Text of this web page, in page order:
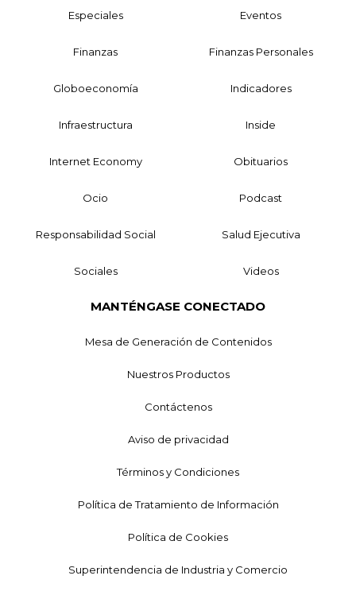
Especiales Eventos
Finanzas Finanzas Personales
Globoeconomía Indicadores
Infraestructura Inside
Internet Economy Obituarios
Ocio Podcast
Responsabilidad Social Salud Ejecutiva
Sociales Videos
MANTÉNGASE CONECTADO
Mesa de Generación de Contenidos
Nuestros Productos
Contáctenos
Aviso de privacidad
Términos y Condiciones
Política de Tratamiento de Información
Política de Cookies
Superintendencia de Industria y Comercio